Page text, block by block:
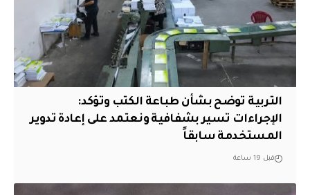
التربية توضح بشأن طباعة الكتب وتؤكد:
الإجراءات تسير بشفافية ونعتمد على إعادة تدوير
المستخدمة سابقاً
قبل 19 ساعة